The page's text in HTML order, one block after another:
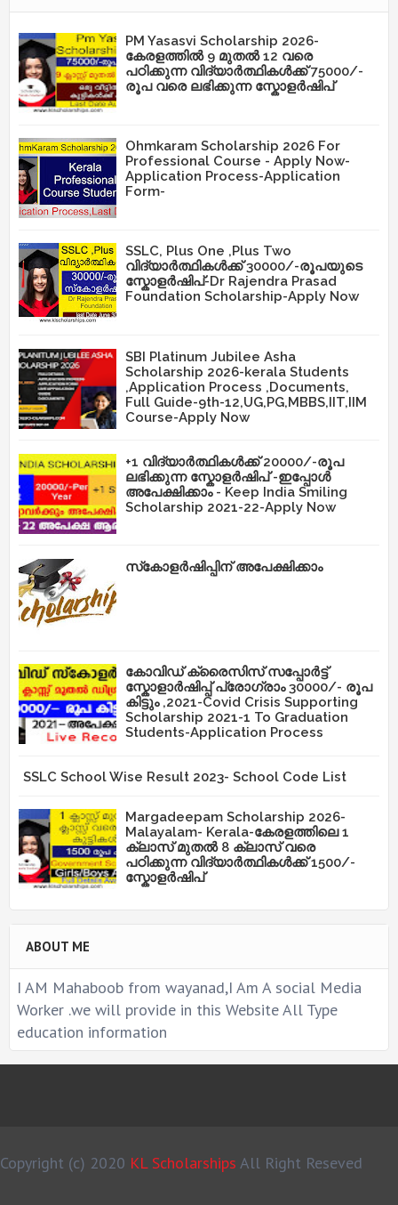
PM Yasasvi Scholarship 2026-
കേരളത്തിൽ 9 മുതൽ 12 വരെ
പഠിക്കുന്ന വിദ്യാർത്ഥികൾക്ക് 75000/-
രൂപ വരെ ലഭിക്കുന്ന സ്കോളർഷിപ്
Ohmkaram Scholarship 2026 For
Professional Course - Apply Now-
Application Process-Application
Form-
SSLC, Plus One ,Plus Two
വിദ്യാർത്ഥികൾക്ക് 30000/-രൂപയുടെ
സ്കോളർഷിപ്-Dr Rajendra Prasad
Foundation Scholarship-Apply Now
SBI Platinum Jubilee Asha
Scholarship 2026-kerala Students
,Application Process ,Documents,
Full Guide-9th-12,UG,PG,MBBS,IIT,IIM
Course-Apply Now
+1 വിദ്യാർത്ഥികൾക്ക് 20000/-രൂപ
ലഭിക്കുന്ന സ്കോളർഷിപ് -ഇപ്പോൾ
അപേക്ഷിക്കാം - Keep India Smiling
Scholarship 2021-22-Apply Now
സ്‌കോളർഷിപ്പിന് അപേക്ഷിക്കാം
കോവിഡ് ക്രൈസിസ് സപ്പോർട്ട്
സ്കോളാർഷിപ്പ് പ്രോഗ്രാം 30000/- രൂപ
കിട്ടും ,2021-Covid Crisis Supporting
Scholarship 2021-1 To Graduation
Students-Application Process
SSLC School Wise Result 2023- School Code List
Margadeepam Scholarship 2026-
Malayalam- Kerala-കേരളത്തിലെ 1
ക്ലാസ് മുതൽ 8 ക്ലാസ് വരെ
പഠിക്കുന്ന വിദ്യാർത്ഥികൾക്ക് 1500/-
സ്കോളർഷിപ്
ABOUT ME
I AM Mahaboob from wayanad,I Am A social Media
Worker .we will provide in this Website All Type
education information
Copyright (c) 2020 KL Scholarships All Right Reseved